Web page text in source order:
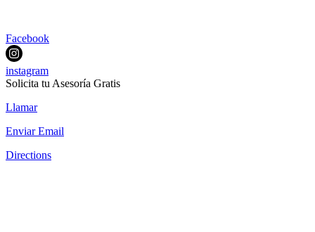
Facebook
instagram
Solicita tu Asesoría Gratis
Llamar
Enviar Email
Directions